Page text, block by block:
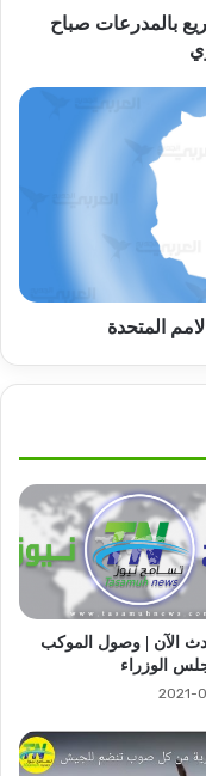
بالمدرعات صباح
المتحدة
الآن | وصول الموكب
الوزراء
2021-